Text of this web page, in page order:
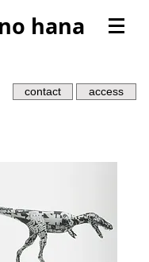
hana
contact access